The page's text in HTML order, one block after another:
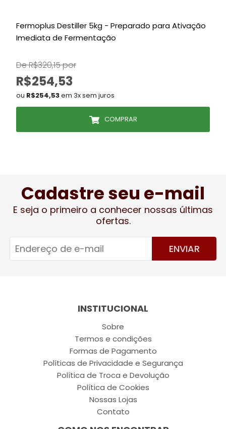
Fermoplus Destiller 5kg - Preparado para Ativação
Imediata de Fermentação
De R$320,15 por
R$254,53
ou R$254,53em 3x sem juros
COMPRAR
Cadastre seu e-mail
E seja o primeiro a conhecer nossas últimas
ofertas.
ENVIAR
INSTITUCIONAL
Sobre
Termos e condições
Formas de Pagamento
Políticas de Privacidade e Segurança
Política de Troca e Devolução
Política de Cookies
Nossas Lojas
Contato